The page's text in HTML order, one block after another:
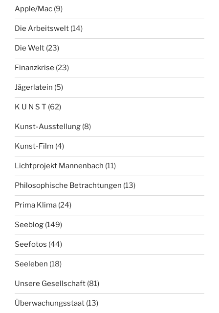
Apple/Mac (9)
Die Arbeitswelt (14)
Die Welt (23)
Finanzkrise (23)
Jägerlatein (5)
K U N S T (62)
Kunst-Ausstellung (8)
Kunst-Film (4)
Lichtprojekt Mannenbach (11)
Philosophische Betrachtungen (13)
Prima Klima (24)
Seeblog (149)
Seefotos (44)
Seeleben (18)
Unsere Gesellschaft (81)
Überwachungsstaat (13)